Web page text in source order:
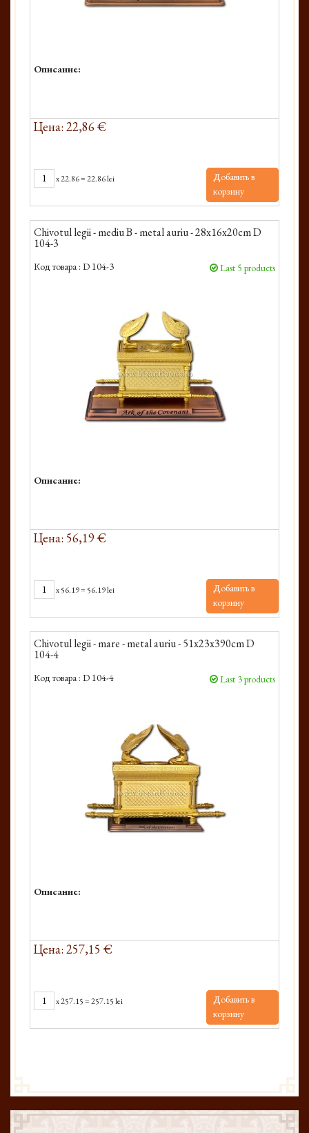
Описание:
Цена: 22,86 €
x22.86=22.86 lei
Добавить в
корзину
Chivotul legii - mediu B - metal auriu - 28x16x20cm D
104-3
Код товара : D 104-3 Last 5 products
Описание:
Цена: 56,19 €
x56.19= 56.19 lei
Добавить в
корзину
Chivotul legii - mare - metal auriu - 51x23x390cm D
104-4
Код товара : D 104-4 Last 3 products
Описание:
Цена: 257,15 €
x257.15=257.15 lei
Добавить в
корзину